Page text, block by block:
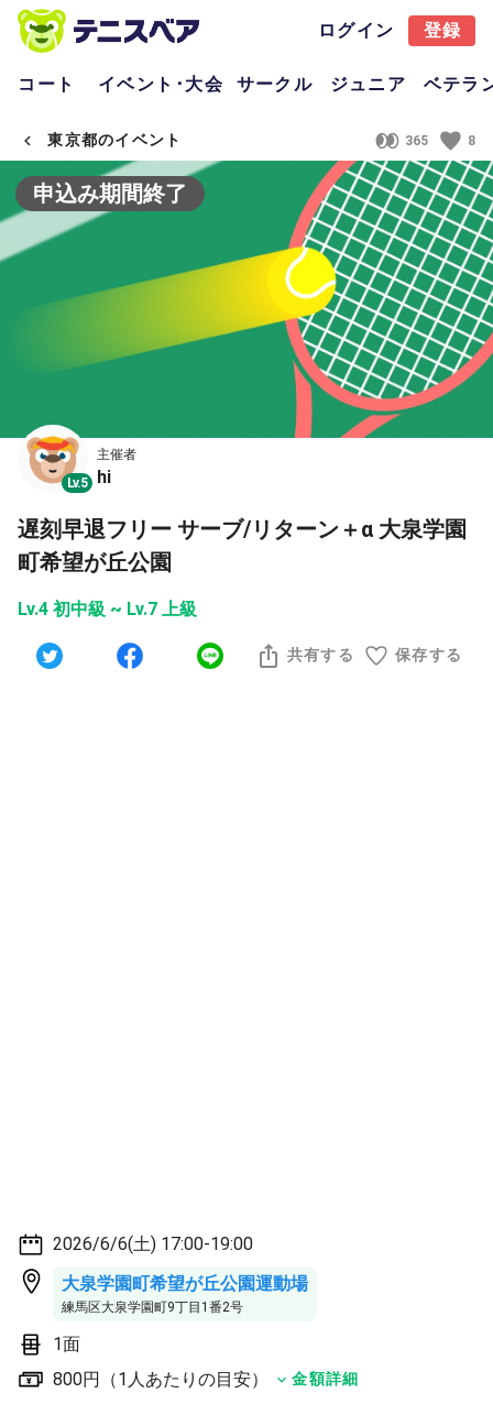
ログイン 登録
コート イベント･大会 サークル ジュニア ベテラ
東京都のイベント 365 8
申込み期間終了
Lv.5
主催者
hi
遅刻早退フリー サーブ/リターン＋α 大泉学園
町希望が丘公園
Lv.4 初中級 ~ Lv.7 上級
共有する 保存する
2026/6/6(土) 17:00-19:00
大泉学園町希望が丘公園運動場
練馬区大泉学園町9丁目1番2号
1面
800円（1人あたりの目安）
金額詳細